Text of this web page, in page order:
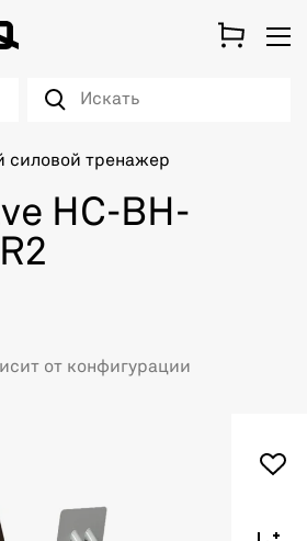
силовой тренажер
HC-BH-
от конфигурации